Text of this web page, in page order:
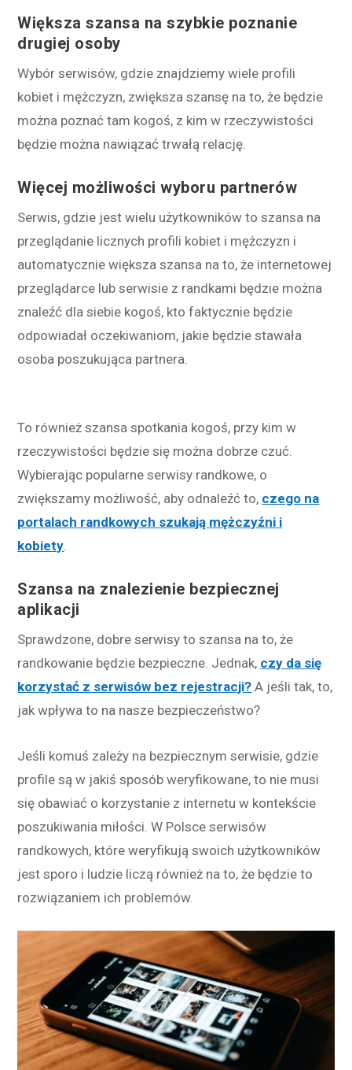
Większa szansa na szybkie poznanie
drugiej osoby
Wybór serwisów, gdzie znajdziemy wiele profili
kobiet i mężczyzn, zwiększa szansę na to, że będzie
można poznać tam kogoś, z kim w rzeczywistości
będzie można nawiązać trwałą relację.
Więcej możliwości wyboru partnerów
Serwis, gdzie jest wielu użytkowników to szansa na
przeglądanie licznych profili kobiet i mężczyzn i
automatycznie większa szansa na to, że internetowej
przeglądarce lub serwisie z randkami będzie można
znaleźć dla siebie kogoś, kto faktycznie będzie
odpowiadał oczekiwaniom, jakie będzie stawała
osoba poszukująca partnera.
To również szansa spotkania kogoś, przy kim w
rzeczywistości będzie się można dobrze czuć.
Wybierając popularne serwisy randkowe, o
zwiększamy możliwość, aby odnaleźć to, czego na
portalach randkowych szukają mężczyźni i
kobiety.
Szansa na znalezienie bezpiecznej
aplikacji
Sprawdzone, dobre serwisy to szansa na to, że
randkowanie będzie bezpieczne. Jednak, czy da się
korzystać z serwisów bez rejestracji? A jeśli tak, to,
jak wpływa to na nasze bezpieczeństwo?
Jeśli komuś zależy na bezpiecznym serwisie, gdzie
profile są w jakiś sposób weryfikowane, to nie musi
się obawiać o korzystanie z internetu w kontekście
poszukiwania miłości. W Polsce serwisów
randkowych, które weryfikują swoich użytkowników
jest sporo i ludzie liczą również na to, że będzie to
rozwiązaniem ich problemów.